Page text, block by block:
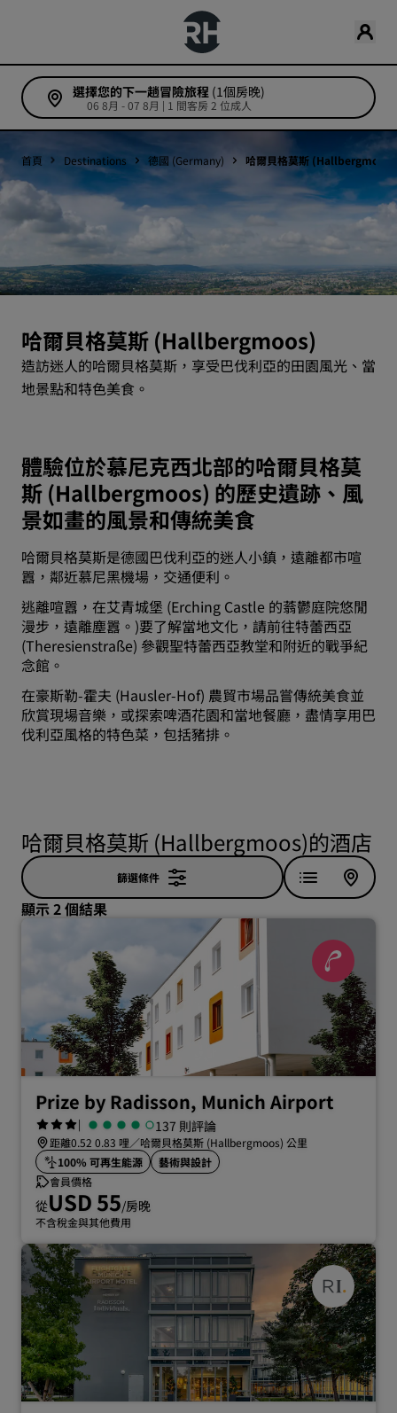
選擇您的下一趟冒險旅程 (1個房晚)
06 8月 - 07 8月 | 1 間客房 2 位成人
首頁 Destinations 德國 (Germany) 哈爾貝格莫斯 (Hallbergmoos)
哈爾貝格莫斯 (Hallbergmoos)
造訪迷人的哈爾貝格莫斯，享受巴伐利亞的田園風光、當
地景點和特色美食。
體驗位於慕尼克西北部的哈爾貝格莫
斯 (Hallbergmoos) 的歷史遺跡、風
景如畫的風景和傳統美食
哈爾貝格莫斯是德國巴伐利亞的迷人小鎮，遠離都市喧
囂，鄰近慕尼黑機場，交通便利。
逃離喧囂，在艾青城堡 (Erching Castle 的蓊鬱庭院悠閒
漫步，遠離塵囂。)要了解當地文化，請前往特蕾西亞
(Theresienstraße) 參觀聖特蕾西亞教堂和附近的戰爭紀
念館。
在豪斯勒-霍夫 (Hausler-Hof) 農貿市場品嘗傳統美食並
欣賞現場音樂，或探索啤酒花園和當地餐廳，盡情享用巴
伐利亞風格的特色菜，包括豬排。
哈爾貝格莫斯 (Hallbergmoos)的酒店
篩選條件
顯示 2 個結果
Prize by Radisson, Munich Airport
| 137 則評論
距離0.52 0.83 哩／哈爾貝格莫斯 (Hallbergmoos) 公里
100% 可再生能源
藝術與設計
會員價格
從USD 55/房晚
不含稅金與其他費用